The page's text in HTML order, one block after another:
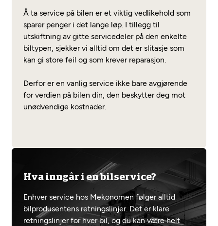
Å ta service på bilen er et viktig vedlikehold som
sparer penger i det lange løp. I tillegg til
utskiftning av gitte servicedeler på den enkelte
biltypen, sjekker vi alltid om det er slitasje som
kan gi store feil og som krever reparasjon.
Derfor er en vanlig service ikke bare avgjørende
for verdien på bilen din, den beskytter deg mot
unødvendige kostnader.
Hva inngår i en bilservice?
Enhver service hos Mekonomen følger alltid
bilprodusentens retningslinjer. Det er klare
retningslinjer for hver bil, og du kan være helt